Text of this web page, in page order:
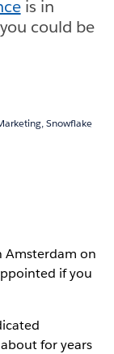
is in
could be
Snowflake
Amsterdam on
if you
for years